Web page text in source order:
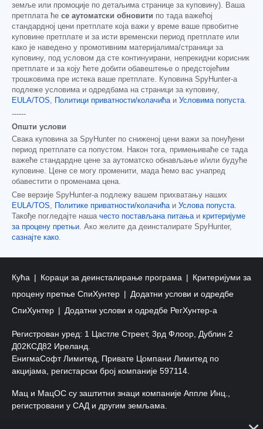
земље или промоције по детаљима странице за куповину). Ваша
претплата ће се аутоматски обновити по тада важећој
стандардној цени претплате која важи у време ваше првобитне
куповине претплате и за исти временски период претплате или
како је наведено у промотивним материјалима/страници за
куповину, под условом да сте континуирани, непрекидни корисник
претплате и за коју ћете добити обавештење о предстојећим
трошковима пре истека ваше претплате. Куповина SpyHunter-а
подлеже условима и одредбама на страници за куповину,
EULA/TOS
Политици приватности/колачића и Условима попуста
------
Општи услови
Свака куповина за SpyHunter по сниженој цени важи за понуђени
период претплате са попустом. Након тога, примењиваће се тада
важеће стандардне цене за аутоматско обнављање и/или будуће
куповине. Цене се могу променити, мада ћемо вас унапред
обавестити о променама цена.
Све верзије SpyHunter-а подлежу вашем прихватању наших
EULA/TOS
Политике приватности/колачића и Услова попуста
Такође погледајте наша често постављана питања и критеријуме
за процену претњи . Ако желите да деинсталирате SpyHunter,
сазнајте како
Кућа Кораци за деинсталирање програма
Критеријуми за
процену претње СпиХунтер
Додатни услови и одредбе
СпиХунтер
Додатни услови и одредбе РегХунтер-а
Регистрован уред: 1 Цастле Стреет, 3рд Флоор, Дублин 2
Д02КСД82 Иреланд.
ЕнигмаСофт Лимитед, Привате Цомпани Лимитед по
акцијама, регистарски број компаније 597114.
Мац и МацОС су заштитни знаци компаније Аппле Инц.,
регистровани у САД и другим земљама.